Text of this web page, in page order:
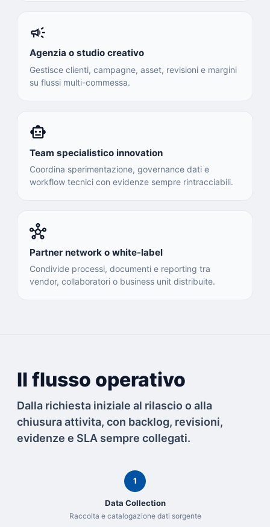
campaign
Agenzia o studio creativo
Gestisce clienti, campagne, asset, revisioni e margini
su flussi multi-commessa.
smart_toy
Team specialistico innovation
Coordina sperimentazione, governance dati e
workflow tecnici con evidenze sempre rintracciabili.
hub
Partner network o white-label
Condivide processi, documenti e reporting tra
vendor, collaboratori o business unit distribuite.
Il flusso operativo
Dalla richiesta iniziale al rilascio o alla
chiusura attivita, con backlog, revisioni,
evidenze e SLA sempre collegati.
1
Data Collection
Raccolta e catalogazione dati sorgente